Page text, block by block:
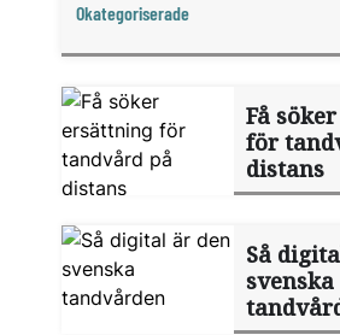
Okategoriserade
Få
för
distans
Så
svenska